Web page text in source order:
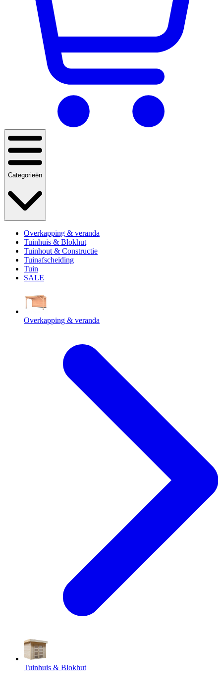
Categorieën
Overkapping & veranda
Tuinhuis & Blokhut
Tuinhout & Constructie
Tuinafscheiding
Tuin
SALE
Overkapping & veranda
Tuinhuis & Blokhut